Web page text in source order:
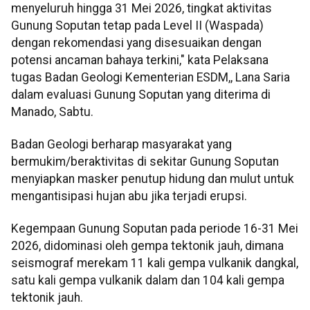
menyeluruh hingga 31 Mei 2026, tingkat aktivitas
Gunung Soputan tetap pada Level II (Waspada)
dengan rekomendasi yang disesuaikan dengan
potensi ancaman bahaya terkini," kata Pelaksana
tugas Badan Geologi Kementerian ESDM,, Lana Saria
dalam evaluasi Gunung Soputan yang diterima di
Manado, Sabtu.
Badan Geologi berharap masyarakat yang
bermukim/beraktivitas di sekitar Gunung Soputan
menyiapkan masker penutup hidung dan mulut untuk
mengantisipasi hujan abu jika terjadi erupsi.
Kegempaan Gunung Soputan pada periode 16-31 Mei
2026, didominasi oleh gempa tektonik jauh, dimana
seismograf merekam 11 kali gempa vulkanik dangkal,
satu kali gempa vulkanik dalam dan 104 kali gempa
tektonik jauh.